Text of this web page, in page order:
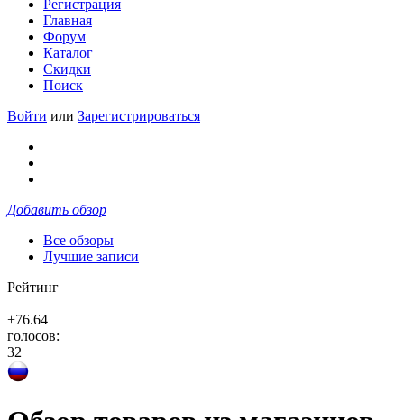
Регистрация
Главная
Форум
Каталог
Скидки
Поиск
Войти или Зарегистрироваться
Добавить обзор
Все обзоры
Лучшие записи
Рейтинг
+76.64
голосов:
32